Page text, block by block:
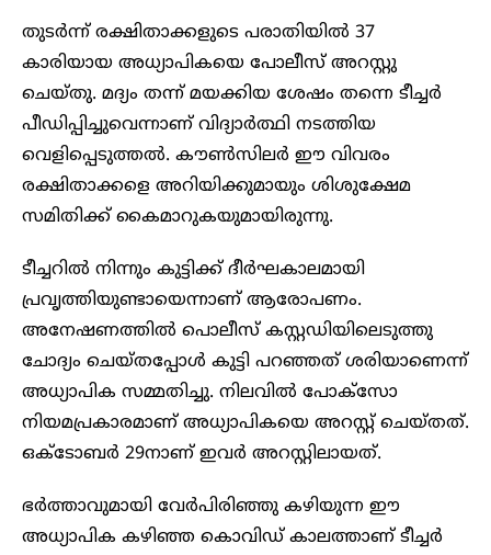
തുടർന്ന് രക്ഷിതാക്കളുടെ പരാതിയിൽ 37
കാരിയായ അധ്യാപികയെ പോലീസ് അറസ്റ്റു
ചെയ്തു. മദ്യം തന്ന് മയക്കിയ ശേഷം തന്നെ ടീച്ചർ
പീഡിപ്പിച്ചുവെന്നാണ് വിദ്യാർത്ഥി നടത്തിയ
വെളിപ്പെടുത്തൽ. കൗണ്‍സിലര്‍ ഈ വിവരം
രക്ഷിതാക്കളെ അറിയിക്കുമായും ശിശുക്ഷേമ
സമിതിക്ക് കൈമാറുകയുമായിരുന്നു.
ടീച്ചറിൽ നിന്നും കുട്ടിക്ക് ദീർഘകാലമായി
പ്രവൃത്തിയുണ്ടായെന്നാണ് ആരോപണം.
അനേഷണത്തിൽ പൊലീസ് കസ്റ്റഡിയിലെടുത്തു
ചോദ്യം ചെയ്തപ്പോള്‍ കുട്ടി പറഞ്ഞത് ശരിയാണെന്ന്
അധ്യാപിക സമ്മതിച്ചു. നിലവിൽ പോക്‌സോ
നിയമപ്രകാരമാണ് അധ്യാപികയെ അറസ്റ്റ് ചെയ്തത്.
ഒക്ടോബർ 29നാണ് ഇവർ അറസ്റ്റിലായത്.
ഭര്‍ത്താവുമായി വേര്‍പിരിഞ്ഞു കഴിയുന്ന ഈ
അധ്യാപിക കഴിഞ്ഞ കൊവിഡ് കാലത്താണ് ടീച്ചര്‍